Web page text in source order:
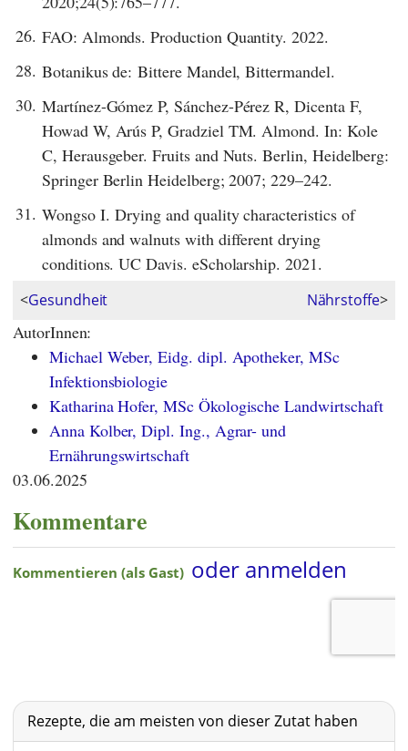
26. FAO: Almonds. Production Quantity. 2022.
28. Botanikus de: Bittere Mandel, Bittermandel.
30. Martínez-Gómez P, Sánchez-Pérez R, Dicenta F,
Howad W, Arús P, Gradziel TM. Almond. In: Kole
C, Herausgeber. Fruits and Nuts. Berlin, Heidelberg:
Springer Berlin Heidelberg; 2007; 229–242.
31. Wongso I. Drying and quality characteristics of
almonds and walnuts with different drying
conditions. UC Davis. eScholarship. 2021.
<Gesundheit Nährstoffe>
AutorInnen:
Michael Weber, Eidg. dipl. Apotheker, MSc
Infektionsbiologie
Katharina Hofer, MSc Ökologische Landwirtschaft
Anna Kolber, Dipl. Ing., Agrar- und
Ernährungswirtschaft
03.06.2025
Kommentare
Rezepte, die am meisten von dieser Zutat haben